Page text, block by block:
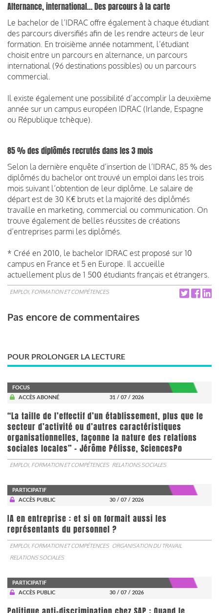
Alternance, international… Des parcours à la carte
Le bachelor de l’IDRAC offre également à chaque étudiant
des parcours diversifiés afin de les rendre acteurs de leur
formation. En troisième année notamment, l’étudiant
choisit entre un parcours en alternance, un parcours
international (96 destinations possibles) ou un parcours
commercial.
Il existe également une possibilité d’accomplir la deuxième
année sur un campus européen IDRAC (Irlande, Espagne
ou République tchèque).
85 % des diplômés recrutés dans les 3 mois
Selon la dernière enquête d’insertion de l’IDRAC, 85 % des
diplômés du bachelor ont trouvé un emploi dans les trois
mois suivant l’obtention de leur diplôme. Le salaire de
départ est de 30 K€ bruts et la majorité des diplômés
travaille en marketing, commercial ou communication. On
trouve également de belles réussites de créations
d’entreprises parmi les diplômés.
* Créé en 2010, le bachelor IDRAC est proposé sur 10
campus en France et 5 en Europe. Il accueille
actuellement plus de 1 500 étudiants français et étrangers.
EMPLOI, FORMATION ET COMPÉTENCES
Pas encore de commentaires
POUR PROLONGER LA LECTURE
FOCUS
ACCÈS ABONNÉ
31 / 07 / 2026
“La taille de l’effectif d’un établissement, plus que le
secteur d’activité ou d’autres caractéristiques
organisationnelles, façonne la nature des relations
sociales locales” - Jérôme Pélisse, SciencesPo
EMPLOI, FORMATION ET COMPÉTENCES RELATIONS SOCIALES
PARTICIPATIF
ACCÈS PUBLIC
30 / 07 / 2026
IA en entreprise : et si on formait aussi les
représentants du personnel ?
EMPLOI, FORMATION ET COMPÉTENCES ORGANISATION DU TRAVAIL
RELATIONS SOCIALES
PARTICIPATIF
ACCÈS PUBLIC
30 / 07 / 2026